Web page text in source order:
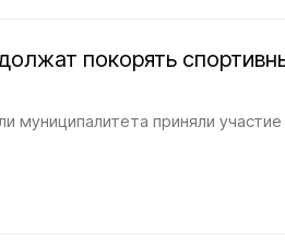
покорять
муниципалитета приняли участие